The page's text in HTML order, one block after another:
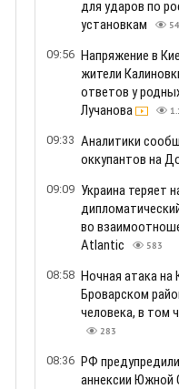
для ударов по
установкам
09:56 Напряжение в
жители
ответов у
Лучанова
09:33 Аналитики
оккупантов на
09:09 Украина теряет
во
Atlantic
583
08:58 Ночная атака на
Броварском
человека, в том
283
08:36 РФ
аннексии Южной